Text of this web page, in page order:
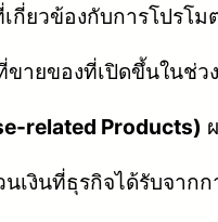
กี่ยวข้องกับการโปรโ
ขายของที่เปิดขึ้นในช่ว
related Products)
นเงินที่ธุรกิจได้รับจาก